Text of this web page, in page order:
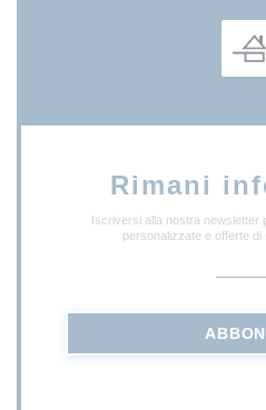
Rimani
Iscriversi alla nostra newsletter
personalizzate e offerte di